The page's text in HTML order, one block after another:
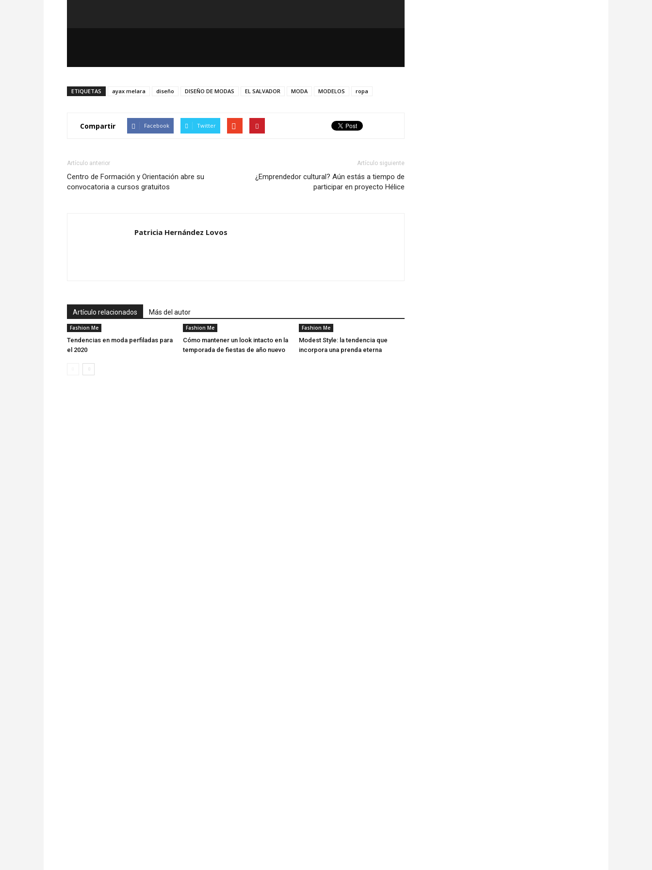
ETIQUETAS ayax melara diseño DISEÑO DE MODAS EL SALVADOR MODA MODELOS ropa
Compartir Facebook Twitter
Artículo anterior
Centro de Formación y Orientación abre su
convocatoria a cursos gratuitos
Artículo siguiente
¿Emprendedor cultural? Aún estás a tiempo de
participar en proyecto Hélice
Patricia Hernández Lovos
Artículo relacionados Más del autor
Fashion Me
Tendencias en moda perfiladas para
el 2020
Fashion Me
Cómo mantener un look intacto en la
temporada de fiestas de año nuevo
Fashion Me
Modest Style: la tendencia que
incorpora una prenda eterna